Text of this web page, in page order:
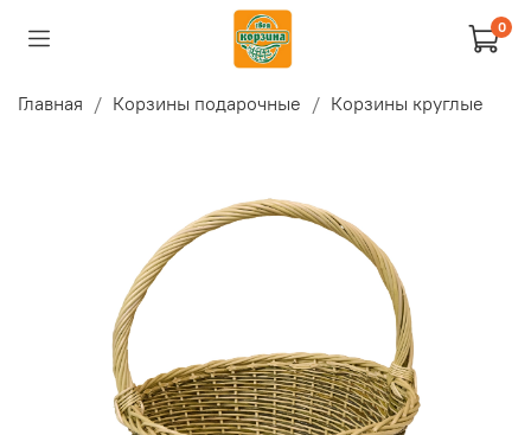
0
Главная Корзины подарочные Корзины круглые